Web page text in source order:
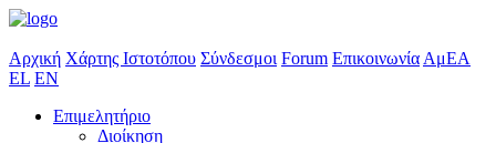
Αρχική Χάρτης Ιστοτόπου Σύνδεσμοι Forum Επικοινωνία ΑμΕΑ
EL EN
Επιμελητήριο
Διοίκηση